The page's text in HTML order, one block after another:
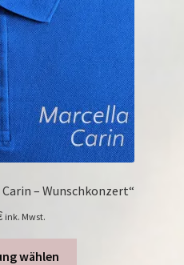
– Wunschkonzert“
ink. Mwst.
wählen